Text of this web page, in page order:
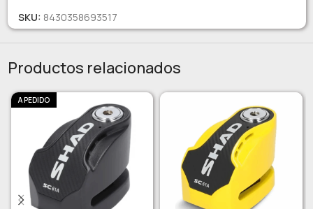
SKU: 8430358693517
Productos relacionados
A PEDIDO